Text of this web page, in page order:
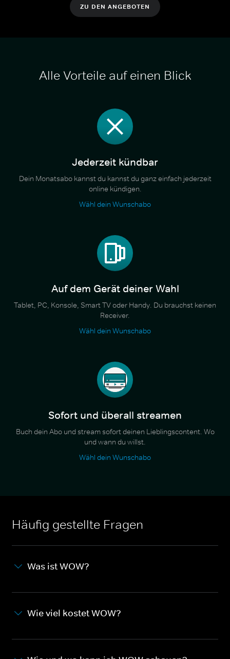
ZU DEN ANGEBOTEN
Alle Vorteile auf einen Blick
Jederzeit kündbar
Dein Monatsabo kannst du kannst du ganz einfach jederzeit
online kündigen.
Wähl dein Wunschabo
Auf dem Gerät deiner Wahl
Tablet, PC, Konsole, Smart TV oder Handy. Du brauchst keinen
Receiver.
Wähl dein Wunschabo
Sofort und überall streamen
Buch dein Abo und stream sofort deinen Lieblingscontent. Wo
und wann du willst.
Wähl dein Wunschabo
Häufig gestellte Fragen
Was ist WOW?
Wie viel kostet WOW?